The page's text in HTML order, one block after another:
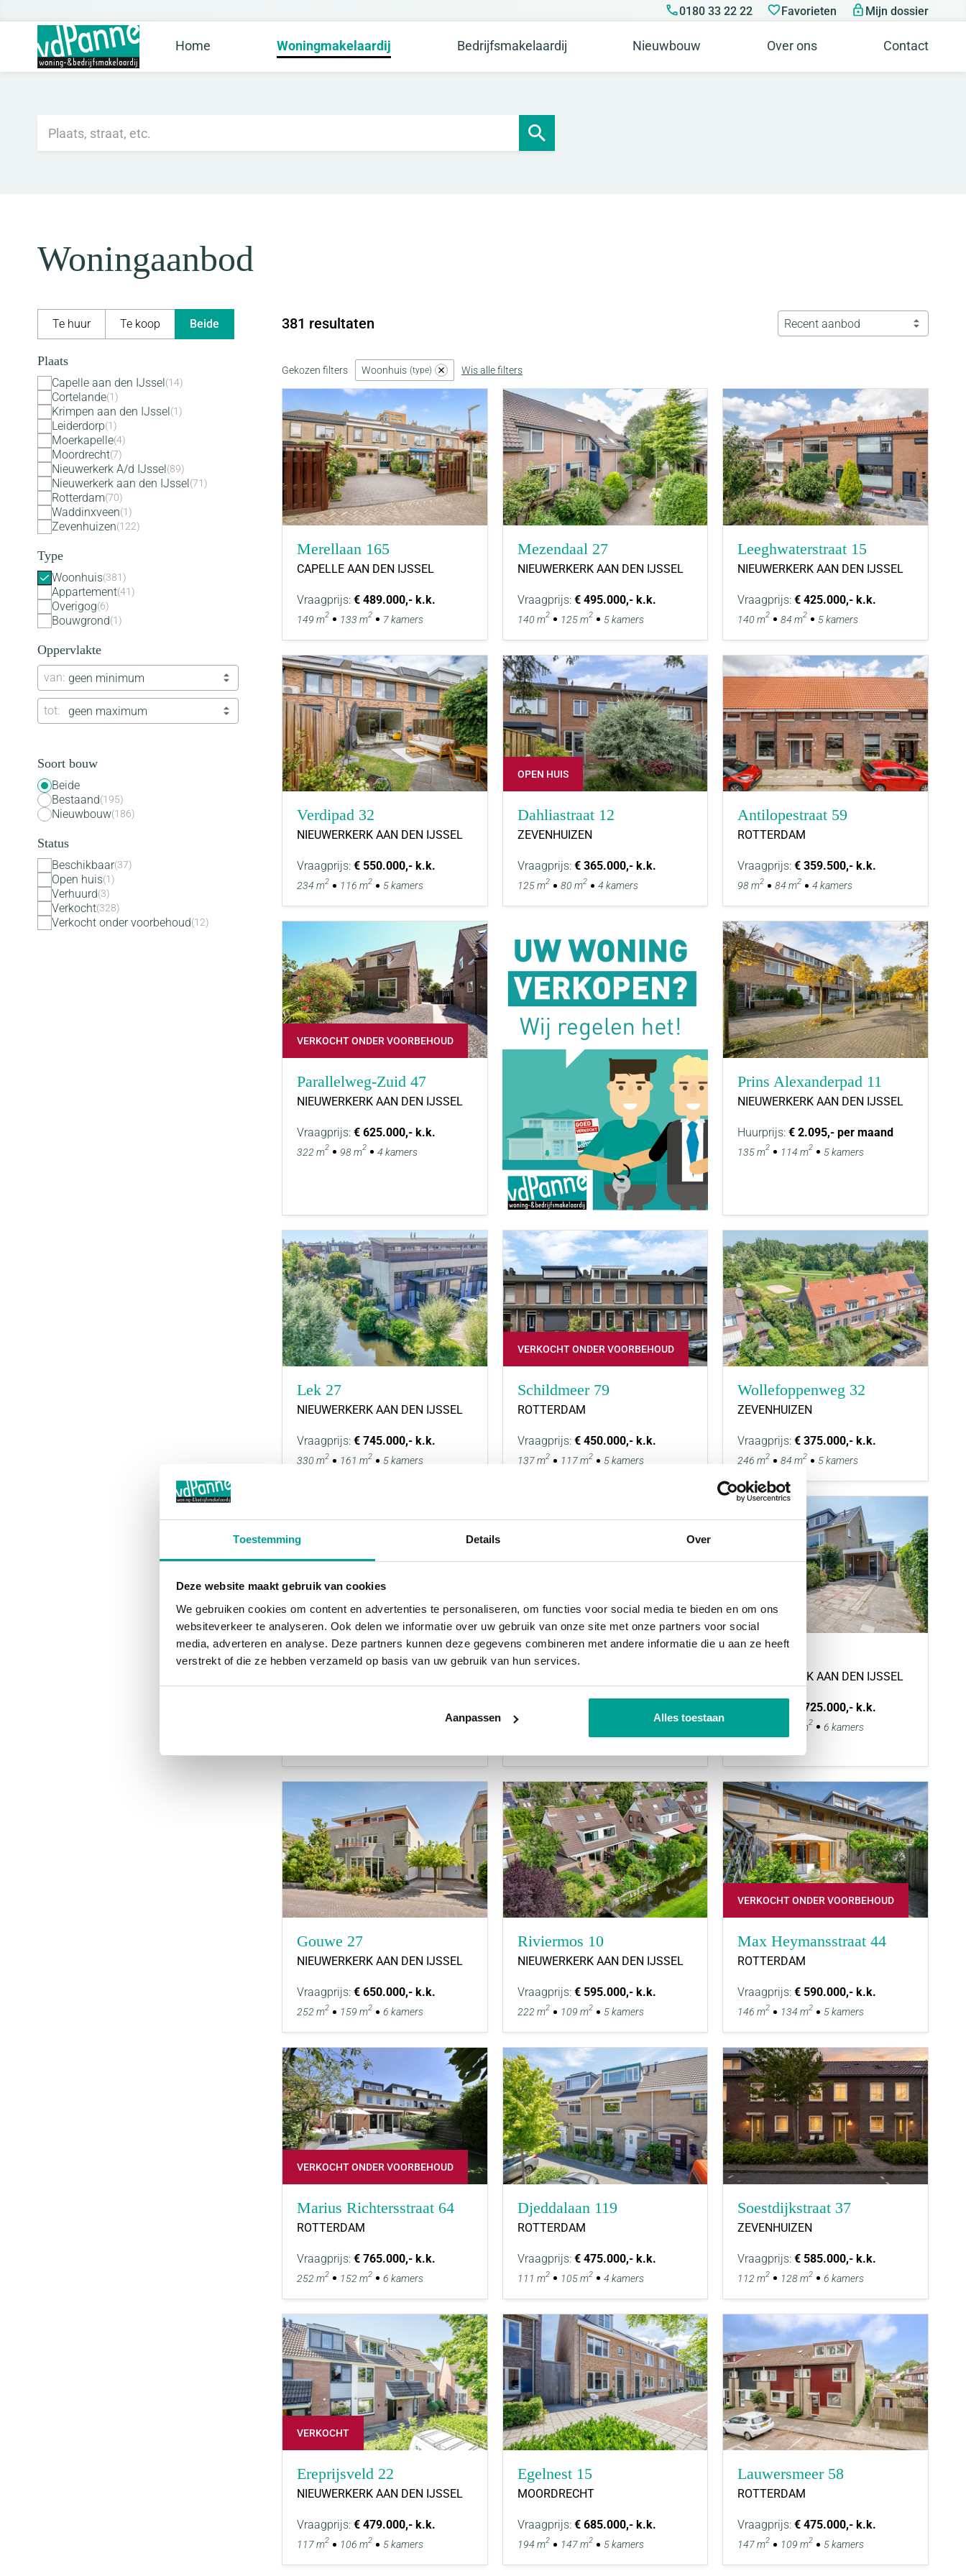
Toestemming Details Over
Deze website maakt gebruik van cookies
We gebruiken cookies om content en advertenties te personaliseren, om functies voor social media te bieden en om ons
websiteverkeer te analyseren. Ook delen we informatie over uw gebruik van onze site met onze partners voor social
media, adverteren en analyse. Deze partners kunnen deze gegevens combineren met andere informatie die u aan ze heeft
verstrekt of die ze hebben verzameld op basis van uw gebruik van hun services.
Aanpassen Alles toestaan
0180 33 22 22 Favorieten Mijn dossier
Home Woningmakelaardij Bedrijfsmakelaardij Nieuwbouw Over ons Contact
Woningaanbod
Te huur Te koop Beide
Plaats
Capelle aan den IJssel 14
Cortelande 1
Krimpen aan den IJssel 1
Leiderdorp 1
Moerkapelle 4
Moordrecht 7
Nieuwerkerk A/d IJssel 89
Nieuwerkerk aan den IJssel 71
Rotterdam 70
Waddinxveen 1
Zevenhuizen 122
Type
Woonhuis 381
Appartement 41
Overigog 6
Bouwgrond 1
Oppervlakte
van geen minimum
tot geen maximum
Soort bouw
Beide
Bestaand 195
Nieuwbouw 186
Status
Beschikbaar 37
Open huis 1
Verhuurd 3
Verkocht 328
Verkocht onder voorbehoud 12
381 resultaten Recent aanbod
Gekozen filters Woonhuis type Wis alle filters
Merellaan 165
CAPELLE AAN DEN IJSSEL
Vraagprijs: € 489.000,- k.k.
149 m2 133 m2 7 kamers
Mezendaal 27
NIEUWERKERK AAN DEN IJSSEL
Vraagprijs: € 495.000,- k.k.
140 m2 125 m2 5 kamers
Leeghwaterstraat 15
NIEUWERKERK AAN DEN IJSSEL
Vraagprijs:€ 425.000,- k.k.
140 m2 84 m2 5 kamers
Verdipad 32
NIEUWERKERK AAN DEN IJSSEL
Vraagprijs: € 550.000,- k.k.
234 m2 116 m2 5 kamers
OPEN HUIS
Dahliastraat 12
ZEVENHUIZEN
Vraagprijs: € 365.000,- k.k.
125 m2 80 m2 4 kamers
Antilopestraat 59
ROTTERDAM
Vraagprijs:€ 359.500,- k.k.
98 m2 84 m2 4 kamers
VERKOCHT ONDER VOORBEHOUD
Parallelweg-Zuid 47
NIEUWERKERK AAN DEN IJSSEL
Vraagprijs: € 625.000,- k.k.
322 m2 98 m2 4 kamers
Prins Alexanderpad 11
NIEUWERKERK AAN DEN IJSSEL
Huurprijs:€ 2.095,- per maand
135 m2 114 m2 5 kamers
Lek 27
NIEUWERKERK AAN DEN IJSSEL
Vraagprijs: € 745.000,- k.k.
330 m2 161 m2 5 kamers
VERKOCHT ONDER VOORBEHOUD
Schildmeer 79
ROTTERDAM
Vraagprijs: € 450.000,- k.k.
137 m2 117 m2 5 kamers
Wollefoppenweg 32
ZEVENHUIZEN
Vraagprijs:€ 375.000,- k.k.
246 m2 84 m2 5 kamers
Filosofentuin 47
Maurice de Vlaminckstraat
Vraagprijs: € 625.000,- k.k.
VERKOCHT
NIEUWERKERK AAN DEN IJSSEL
€ 725.000,- k.k.
159 m2 6 kamers
Gouwe 27
NIEUWERKERK AAN DEN IJSSEL
Vraagprijs: € 650.000,- k.k.
252 m2 159 m2 6 kamers
Riviermos 10
NIEUWERKERK AAN DEN IJSSEL
Vraagprijs: € 595.000,- k.k.
222 m2 109 m2 5 kamers
VERKOCHT ONDER VOORBEHOUD
Max Heymansstraat 44
ROTTERDAM
Vraagprijs:€ 590.000,- k.k.
146 m2 134 m2 5 kamers
VERKOCHT ONDER VOORBEHOUD
Marius Richtersstraat 64
ROTTERDAM
Vraagprijs: € 765.000,- k.k.
252 m2 152 m2 6 kamers
Djeddalaan 119
ROTTERDAM
Vraagprijs: € 475.000,- k.k.
111 m2 105 m2 4 kamers
Soestdijkstraat 37
ZEVENHUIZEN
Vraagprijs:€ 585.000,- k.k.
112 m2 128 m2 6 kamers
VERKOCHT
Ereprijsveld 22
NIEUWERKERK AAN DEN IJSSEL
Vraagprijs: € 479.000,- k.k.
117 m2 106 m2 5 kamers
Egelnest 15
MOORDRECHT
Vraagprijs: € 685.000,- k.k.
194 m2 147 m2 5 kamers
Lauwersmeer 58
ROTTERDAM
Vraagprijs:€ 475.000,- k.k.
147 m2 109 m2 5 kamers